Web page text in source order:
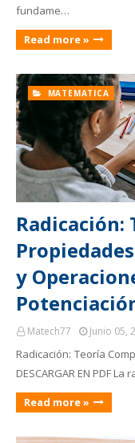
fundame…
Read more »
MATEMATICA
Radicación:
y
Matech77 Junio 05,
Radicación: Teoría
DESCARGAR EN PDF
Read more »